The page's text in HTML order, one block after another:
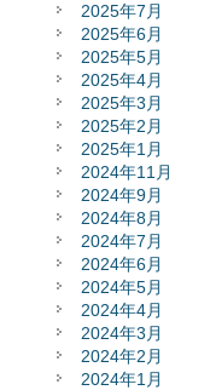
2025年7月
2025年6月
2025年5月
2025年4月
2025年3月
2025年2月
2025年1月
2024年11月
2024年9月
2024年8月
2024年7月
2024年6月
2024年5月
2024年4月
2024年3月
2024年2月
2024年1月